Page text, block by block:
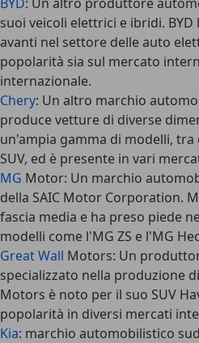
suoi veicoli elettrici e ibridi.
avanti nel settore delle auto
popolarità sia sul mercato
internazionale.
Chery: Un altro marchio
produce vetture di diverse
un'ampia gamma di modelli,
SUV, ed è presente in vari
MG Motor: Un marchio
della SAIC Motor Corporation.
fascia media e ha preso piede
modelli come l'MG ZS e l'MG
Great Wall Motors: Un
specializzato nella produzione
Motors è noto per il suo SUV
popolarità in diversi mercati
Kia: marchio automobilistico